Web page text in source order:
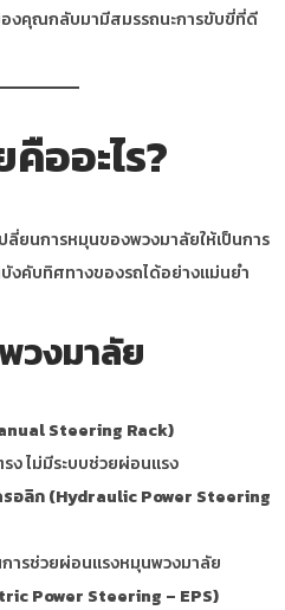
งคุณกลับมามีสมรรถนะการขับขี่ที่ดี
ออะไร?
ยนการหมุนของพวงมาลัยให้เป็นการ
งคับทิศทางของรถได้อย่างแม่นยำ
วงมาลัย
Steering Rack)
ง ไม่มีระบบช่วยผ่อนแรง
รอลิก (Hydraulic Power Steering
ารช่วยผ่อนแรงหมุนพวงมาลัย
Power Steering – EPS)